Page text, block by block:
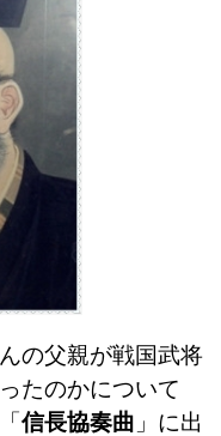
の父親が戦国武将
たのかについて
信長協奏曲 」に出